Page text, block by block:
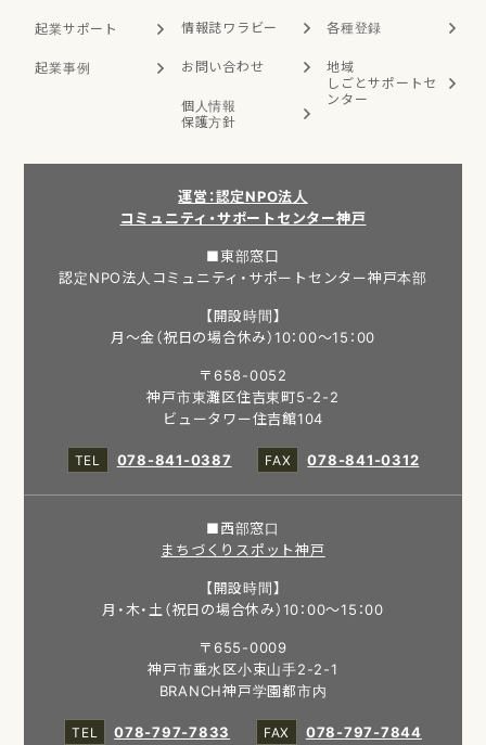
起業サポート
起業事例
情報誌ワラビー
お問い合わせ
個人情報
保護方針
各種登録
地域
しごとサポートセ
ンター
運営：認定NPO法人
コミュニティ・サポートセンター神戸
■東部窓口
認定NPO法人コミュニティ・サポートセンター神戸本部
【開設時間】
月～金（祝日の場合休み）10：00～15：00
〒658-0052
神戸市東灘区住吉東町5-2-2
ビュータワー住吉館104
078-841-0387
078-841-0312
■西部窓口
まちづくりスポット神戸
【開設時間】
月・木・土（祝日の場合休み）10：00～15：00
〒655-0009
神戸市垂水区小束山手2-2-1
BRANCH神戸学園都市内
078-797-7833
078-797-7844